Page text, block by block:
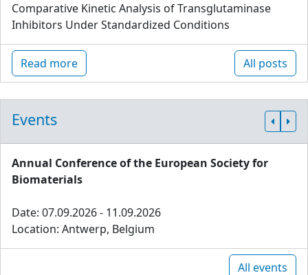
Comparative Kinetic Analysis of Transglutaminase
Inhibitors Under Standardized Conditions
Read more All posts
Events
Annual Conference of the European Society for
Biomaterials
Date: 07.09.2026 - 11.09.2026
Location: Antwerp, Belgium
All events